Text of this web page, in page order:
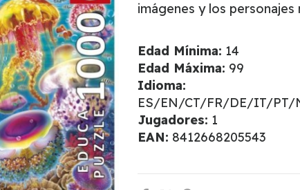
imágenes y los personajes
Edad Mínima: 14
Edad Máxima: 99
Idioma:
ES/EN/CT/FR/DE/IT/
Jugadores: 1
EAN: 8412668205543